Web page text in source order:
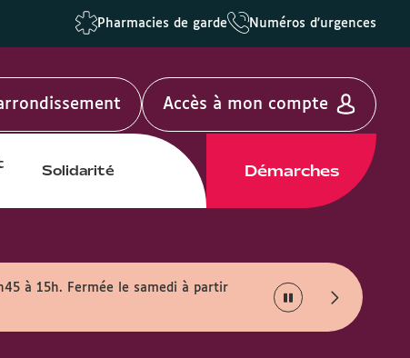
Pharmacies de garde Numéros d'urgences
Accès à mon compte
Solidarité Démarches
à 15h. Fermée le samedi à partir
Info travaux :
août.